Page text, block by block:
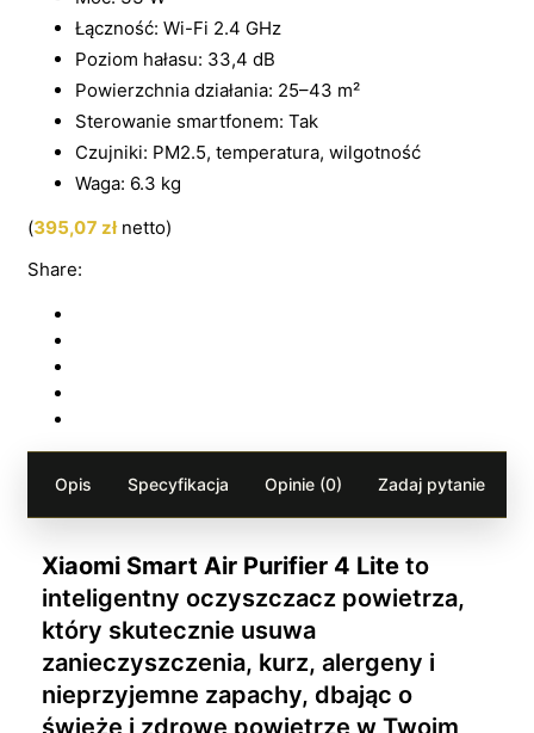
Łączność: Wi-Fi 2.4 GHz
Poziom hałasu: 33,4 dB
Powierzchnia działania: 25–43 m²
Sterowanie smartfonem: Tak
Czujniki: PM2.5, temperatura, wilgotność
Waga: 6.3 kg
(395,07 złnetto)
Share:
Opis Specyfikacja Opinie (0) Zadaj pytanie
Xiaomi Smart Air Purifier 4 Lite to
inteligentny oczyszczacz powietrza,
który skutecznie usuwa
zanieczyszczenia, kurz, alergeny i
nieprzyjemne zapachy, dbając o
świeże i zdrowe powietrze w Twoim